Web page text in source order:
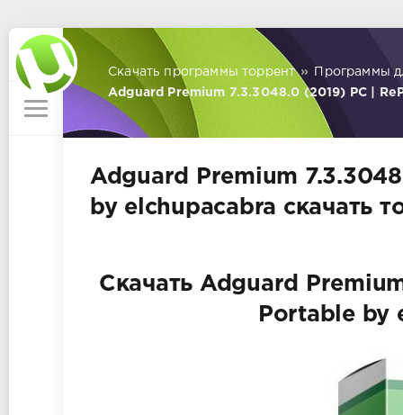
Скачать программы торрент »
Программы
Adguard Premium 7.3.3048.0 (2019) PC |
Adguard Premium
by elchupacabra скачать
Скачать Adguard
Portable by